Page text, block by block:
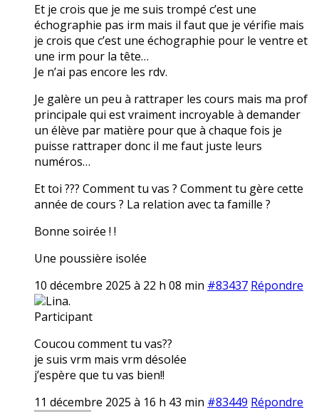
Et je crois que je me suis trompé c’est une
échographie pas irm mais il faut que je vérifie mais
je crois que c’est une échographie pour le ventre et
une irm pour la tête…
Je n’ai pas encore les rdv.
Je galère un peu à rattraper les cours mais ma prof
principale qui est vraiment incroyable à demander
un élève par matière pour que à chaque fois je
puisse rattraper donc il me faut juste leurs
numéros…
Et toi ??? Comment tu vas ? Comment tu gère cette
année de cours ? La relation avec ta famille ?
Bonne soirée ! !
Une poussière isolée
10 décembre 2025 à 22 h 08 min #83437 Répondre
Lina.
Participant
Coucou comment tu vas??
je suis vrm mais vrm désolée
j’espère que tu vas bien!!
11 décembre 2025 à 16 h 43 min #83449 Répondre